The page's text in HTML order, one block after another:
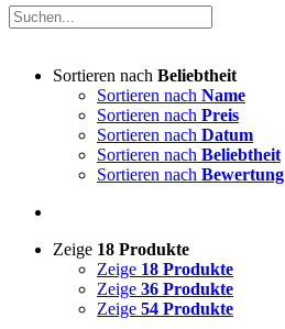
Sortieren nach Beliebtheit
Sortieren nach Name
Sortieren nach Preis
Sortieren nach Datum
Sortieren nach Beliebtheit
Sortieren nach Bewertung
Zeige 18 Produkte
Zeige 18 Produkte
Zeige 36 Produkte
Zeige 54 Produkte